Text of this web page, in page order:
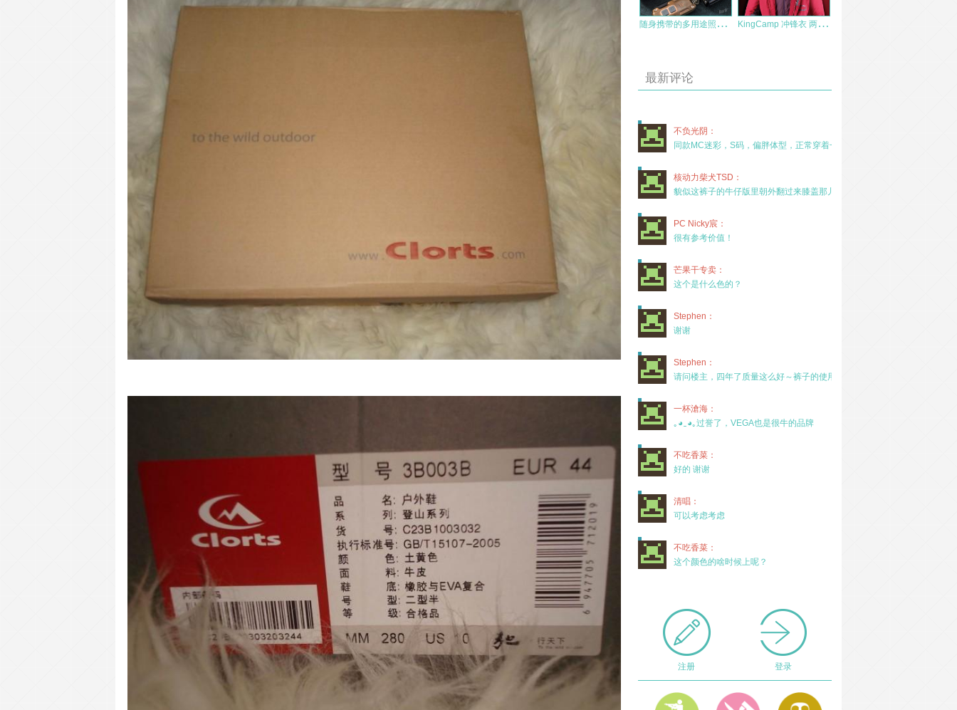
随
身携带的多用途照明工具：奈特科尔钥匙灯TIKI K
ingCamp 冲锋衣 两件套 软壳内胆 KW9044-KW9045 评测
最新评论
不负光阴：
同款MC迷彩，S码，偏胖体型，正常穿着一年半，没
核动力柴犬TSD：
貌似这裤子的牛仔版里朝外翻过来膝盖那儿有放护膝的
PC Nicky宸：
很有参考价值！
芒果干专卖：
这个是什么色的？
Stephen：
谢谢
Stephen：
请问楼主，四年了质量这么好～裤子的使用率高吗？
一杯滄海：
｡◕‿◕｡过誉了，VEGA也是很牛的品牌
不吃香菜：
好的 谢谢
清唱：
可以考虑考虑
不吃香菜：
这个颜色的啥时候上呢？
注册 登录